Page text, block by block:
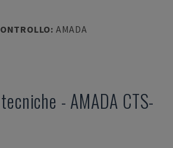
: AMADA
- AMADA CTS-